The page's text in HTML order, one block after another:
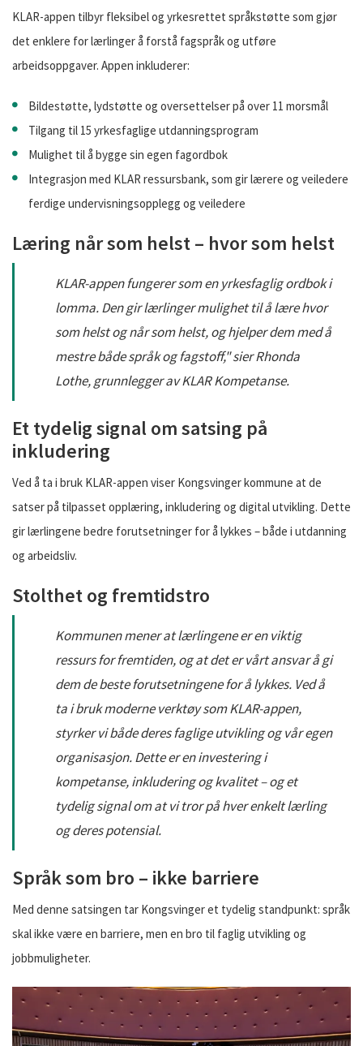
KLAR-appen tilbyr fleksibel og yrkesrettet språkstøtte som gjør
det enklere for lærlinger å forstå fagspråk og utføre
arbeidsoppgaver. Appen inkluderer:
Bildestøtte, lydstøtte og oversettelser på over 11 morsmål
Tilgang til 15 yrkesfaglige utdanningsprogram
Mulighet til å bygge sin egen fagordbok
Integrasjon med KLAR ressursbank, som gir lærere og veiledere
ferdige undervisningsopplegg og veiledere
Læring når som helst – hvor som helst
KLAR-appen fungerer som en yrkesfaglig ordbok i
lomma. Den gir lærlinger mulighet til å lære hvor
som helst og når som helst, og hjelper dem med å
mestre både språk og fagstoff,"sier Rhonda
Lothe, grunnlegger av KLAR Kompetanse.
Et tydelig signal om satsing på
inkludering
Ved å ta i bruk KLAR-appen viser Kongsvinger kommune at de
satser på tilpasset opplæring, inkludering og digital utvikling. Dette
gir lærlingene bedre forutsetninger for å lykkes – både i utdanning
og arbeidsliv.
Stolthet og fremtidstro
Kommunen mener at lærlingene er en viktig
ressurs for fremtiden, og at det er vårt ansvar å gi
dem de beste forutsetningene for å lykkes. Ved å
ta i bruk moderne verktøy som KLAR-appen,
styrker vi både deres faglige utvikling og vår egen
organisasjon. Dette er en investering i
kompetanse, inkludering og kvalitet – og et
tydelig signal om at vi tror på hver enkelt lærling
og deres potensial.
Språk som bro – ikke barriere
Med denne satsingen tar Kongsvinger et tydelig standpunkt: språk
skal ikke være en barriere, men en bro til faglig utvikling og
jobbmuligheter.